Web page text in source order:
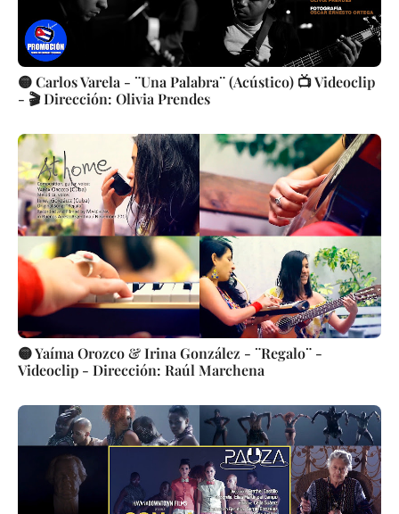
🟡 Carlos Varela - ¨Una Palabra¨ (Acústico) 📺 Videoclip
- 🎬 Dirección: Olivia Prendes
🟡 Yaíma Orozco & Irina González - ¨Regalo¨ -
Videoclip - Dirección: Raúl Marchena